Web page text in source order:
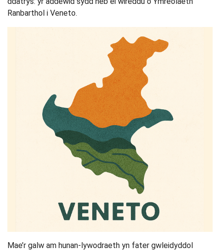
Ranbarthol i Veneto.
Mae’r galw am hunan-lywodraeth yn fater gwleidyddol